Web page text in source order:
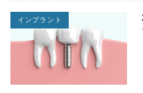
インプラント